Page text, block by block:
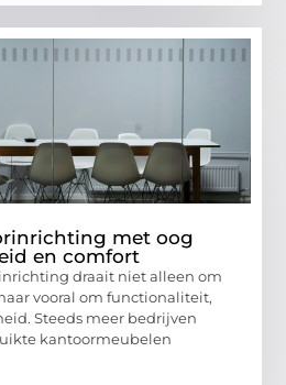
met oog
en comfort
draait niet alleen om
vooral om functionaliteit,
Steeds meer bedrijven
kantoormeubelen